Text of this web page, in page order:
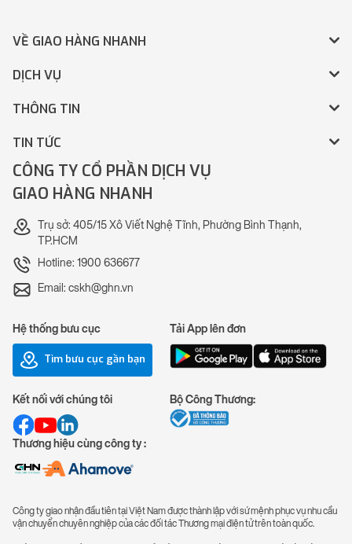
VỀ GIAO HÀNG NHANH
DỊCH VỤ
THÔNG TIN
TIN TỨC
CÔNG TY CỔ PHẦN DỊCH VỤ
GIAO HÀNG NHANH
Trụ sở: 405/15 Xô Viết Nghệ Tĩnh, Phường Bình Thạnh,
TP.HCM
Hotline: 1900 636677
Email: cskh@ghn.vn
Hệ thống bưu cục
Tìm bưu cục gần bạn
Tải App lên đơn
Kết nối với chúng tôi
Thương hiệu cùng công ty :
Bộ Công Thương:
Công ty giao nhận đầu tiên tại Việt Nam được thành lập với sứ mệnh phục vụ nhu cầu
vận chuyển chuyên nghiệp của các đối tác Thương mại điện tử trên toàn quốc.